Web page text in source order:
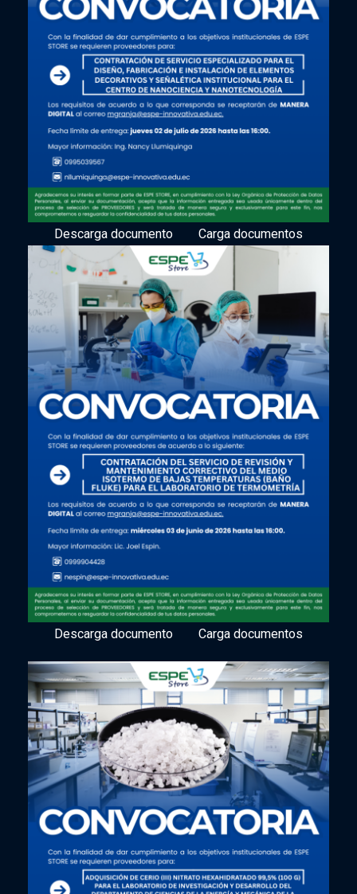
Descarga documento Carga documentos
Descarga documento Carga documentos